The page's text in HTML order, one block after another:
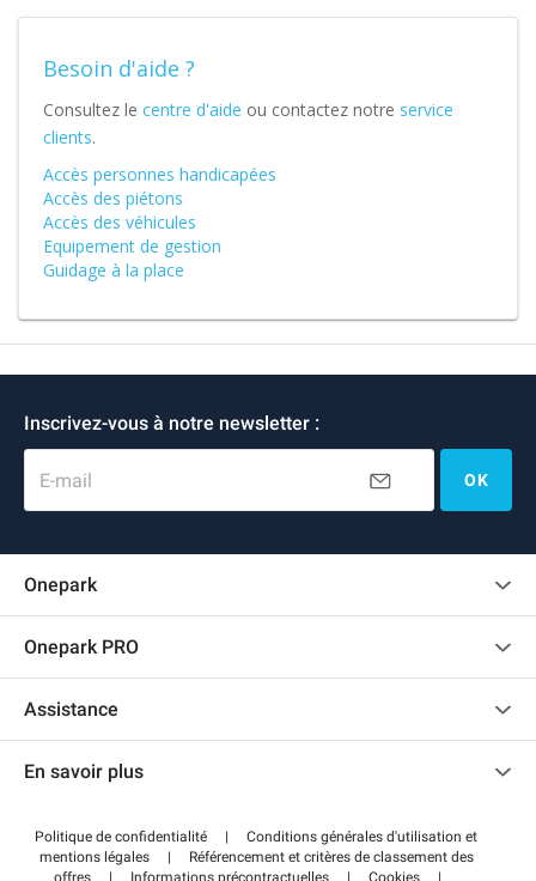
Besoin d'aide ?
Consultez le centre d'aide ou contactez notre service
clients.
Accès personnes handicapées
Accès des piétons
Accès des véhicules
Equipement de gestion
Guidage à la place
Inscrivez-vous à notre newsletter :
E-mail OK
Onepark
Recrutement
Onepark PRO
Accéder à mon espace partenaire
Assistance
Centre d'aide
Régler votre stationnement FLOW
En savoir plus
Wiki
Politique de confidentialité |
Conditions générales d'utilisation et
mentions légales
|
Référencement et critères de classement des
offres
| Informations précontractuelles | Cookies |